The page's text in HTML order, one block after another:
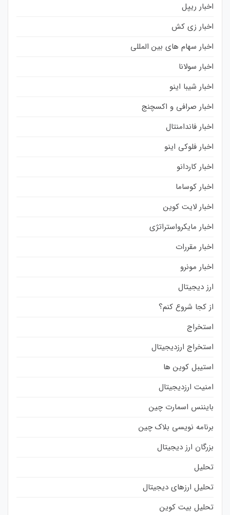
اخبار ریپل
اخبار زی کش
اخبار سهام های بین المللی
اخبار سولانا
اخبار شیبا اینو
اخبار صرافی و اکسچنج
اخبار فاندامنتال
اخبار فلوکی اینو
اخبار کاردانو
اخبار کوساما
اخبار لایت کوین
اخبار مایکرواستراتژی
اخبار مقررات
اخبار مونرو
ارز دیجیتال
از کجا شروع کنم؟
استخراج
استخراج ارزدیجیتال
استیبل کوین ها
امنیت ارزدیجیتال
بایننس اسمارت چین
برنامه نویسی بلاک چین
بزرگان ارز دیجیتال
تحلیل
تحلیل ارزهای دیجیتال
تحلیل بیت کوین